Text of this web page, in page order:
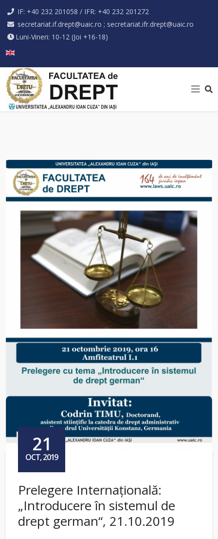
IF: +40 232 201058 / IFR: +40 232 201272
secretariat.if.drept@uaic.ro ; secretariat.ifr.drept@uaic.ro
Luni-Vineri: 10-12 (Joi +16-18)
21
OCT, 2019
Prelegere Internațională:
„Introducere în sistemul de
drept german“, 21.10.2019